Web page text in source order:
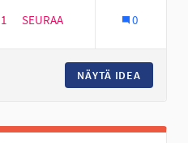
1 1 SEURAAJA
SEURAA 0
NÄYTÄ IDEA